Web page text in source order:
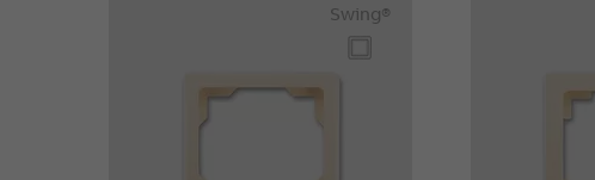
Swing®